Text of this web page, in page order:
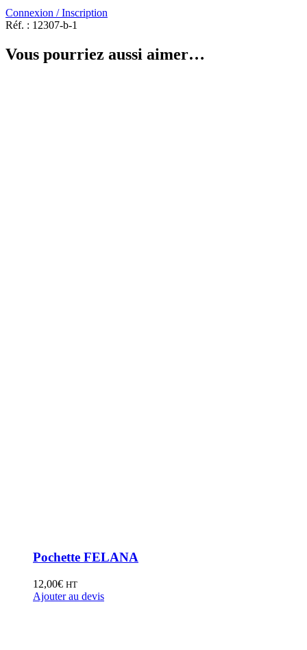
Connexion / Inscription
Réf. : 12307-b-1
Vous pourriez aussi aimer…
Pochette FELANA
12,00€ HT
Ajouter au devis